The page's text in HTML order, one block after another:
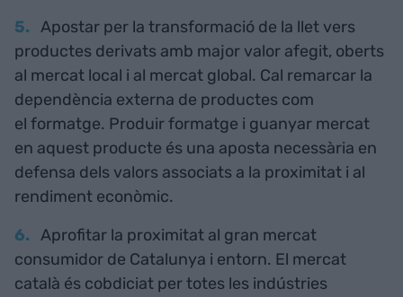
Apostar per la transformació de la llet vers
productes derivats amb major valor afegit, oberts
al mercat local i al mercat global. Cal remarcar la
dependència externa de productes com
el formatge. Produir formatge i guanyar mercat
en aquest producte és una aposta necessària en
defensa dels valors associats a la proximitat i al
rendiment econòmic.
Aprofitar la proximitat al gran mercat
consumidor de Catalunya i entorn. El mercat
català és cobdiciat per totes les indústries